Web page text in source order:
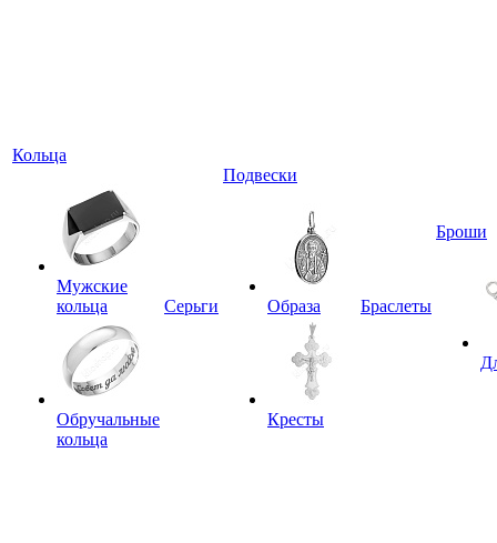
Кольца
Мужские
кольца
Обручальные
кольца
Серьги
Подвески
Образа
Кресты
Браслеты
Броши